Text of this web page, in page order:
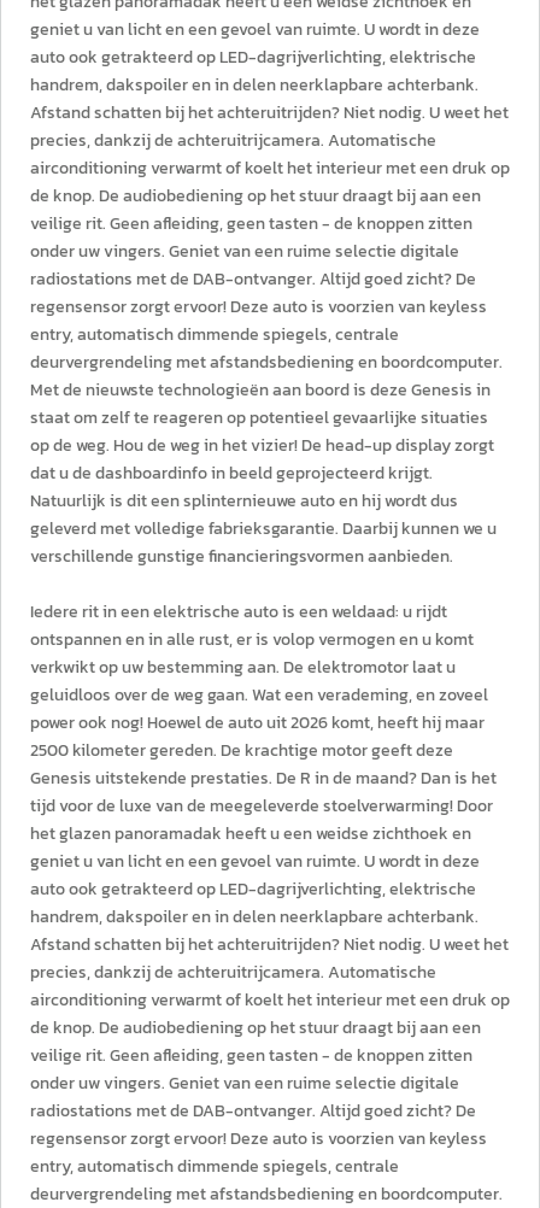
geniet u van licht en een gevoel van ruimte. U wordt in deze
auto ook getrakteerd op LED-dagrijverlichting, elektrische
handrem, dakspoiler en in delen neerklapbare achterbank.
Afstand schatten bij het achteruitrijden? Niet nodig. U weet het
precies, dankzij de achteruitrijcamera. Automatische
airconditioning verwarmt of koelt het interieur met een druk op
de knop. De audiobediening op het stuur draagt bij aan een
veilige rit. Geen afleiding, geen tasten - de knoppen zitten
onder uw vingers. Geniet van een ruime selectie digitale
radiostations met de DAB-ontvanger. Altijd goed zicht? De
regensensor zorgt ervoor! Deze auto is voorzien van keyless
entry, automatisch dimmende spiegels, centrale
deurvergrendeling met afstandsbediening en boordcomputer.
Met de nieuwste technologieën aan boord is deze Genesis in
staat om zelf te reageren op potentieel gevaarlijke situaties
op de weg. Hou de weg in het vizier! De head-up display zorgt
dat u de dashboardinfo in beeld geprojecteerd krijgt.
Natuurlijk is dit een splinternieuwe auto en hij wordt dus
geleverd met volledige fabrieksgarantie. Daarbij kunnen we u
verschillende gunstige financieringsvormen aanbieden.
Iedere rit in een elektrische auto is een weldaad: u rijdt
ontspannen en in alle rust, er is volop vermogen en u komt
verkwikt op uw bestemming aan. De elektromotor laat u
geluidloos over de weg gaan. Wat een verademing, en zoveel
power ook nog! Hoewel de auto uit 2026 komt, heeft hij maar
2500 kilometer gereden. De krachtige motor geeft deze
Genesis uitstekende prestaties. De R in de maand? Dan is het
tijd voor de luxe van de meegeleverde stoelverwarming! Door
het glazen panoramadak heeft u een weidse zichthoek en
geniet u van licht en een gevoel van ruimte. U wordt in deze
auto ook getrakteerd op LED-dagrijverlichting, elektrische
handrem, dakspoiler en in delen neerklapbare achterbank.
Afstand schatten bij het achteruitrijden? Niet nodig. U weet het
precies, dankzij de achteruitrijcamera. Automatische
airconditioning verwarmt of koelt het interieur met een druk op
de knop. De audiobediening op het stuur draagt bij aan een
veilige rit. Geen afleiding, geen tasten - de knoppen zitten
onder uw vingers. Geniet van een ruime selectie digitale
radiostations met de DAB-ontvanger. Altijd goed zicht? De
regensensor zorgt ervoor! Deze auto is voorzien van keyless
entry, automatisch dimmende spiegels, centrale
deurvergrendeling met afstandsbediening en boordcomputer.